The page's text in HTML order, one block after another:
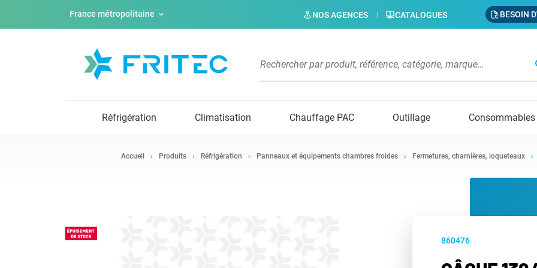
France métropolitaine NOS AGENCES CATALOGUES BESOIN
Réfrigération Climatisation Chauffage PAC Outillage Consommables
Accueil Produits Réfrigération Panneaux et équipements chambres froides Fermetures, charnières, loqueteaux
860476